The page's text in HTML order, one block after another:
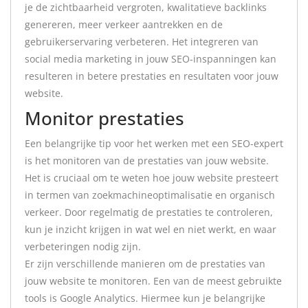
je de zichtbaarheid vergroten, kwalitatieve backlinks
genereren, meer verkeer aantrekken en de
gebruikerservaring verbeteren. Het integreren van
social media marketing in jouw SEO-inspanningen kan
resulteren in betere prestaties en resultaten voor jouw
website.
Monitor prestaties
Een belangrijke tip voor het werken met een SEO-expert
is het monitoren van de prestaties van jouw website.
Het is cruciaal om te weten hoe jouw website presteert
in termen van zoekmachineoptimalisatie en organisch
verkeer. Door regelmatig de prestaties te controleren,
kun je inzicht krijgen in wat wel en niet werkt, en waar
verbeteringen nodig zijn.
Er zijn verschillende manieren om de prestaties van
jouw website te monitoren. Een van de meest gebruikte
tools is Google Analytics. Hiermee kun je belangrijke